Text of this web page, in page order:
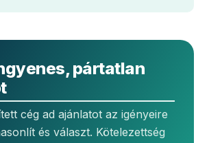
pártatlan
cég ad ajánlatot az igényeire
és választ. Kötelezettség